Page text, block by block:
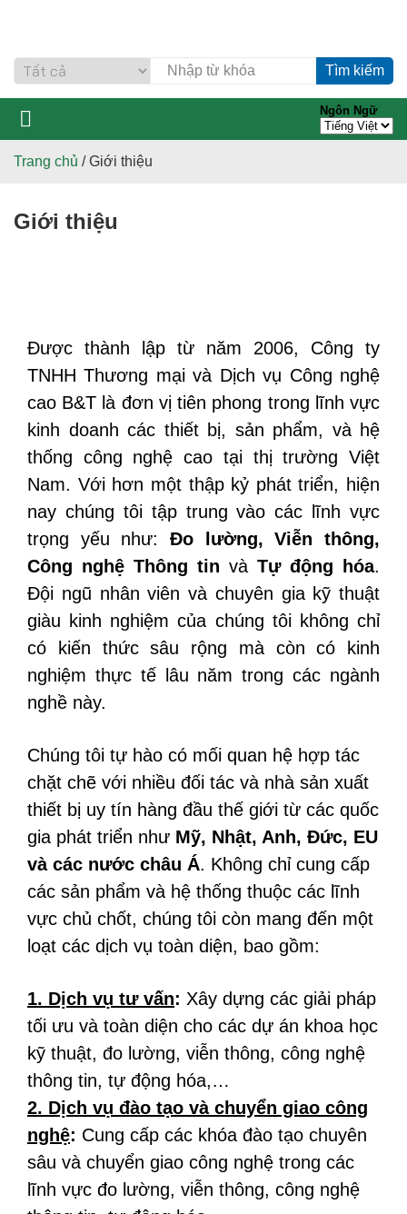
Tìm kiếm
Ngôn Ngữ
Trang chủ / Giới thiệu
Giới thiệu
Được thành lập từ năm 2006, Công ty
TNHH Thương mại và Dịch vụ Công nghệ
cao B&T là đơn vị tiên phong trong lĩnh vực
kinh doanh các thiết bị, sản phẩm, và hệ
thống công nghệ cao tại thị trường Việt
Nam. Với hơn một thập kỷ phát triển, hiện
nay chúng tôi tập trung vào các lĩnh vực
trọng yếu như: Đo lường, Viễn thông,
Công nghệ Thông tin và Tự động hóa.
Đội ngũ nhân viên và chuyên gia kỹ thuật
giàu kinh nghiệm của chúng tôi không chỉ
có kiến thức sâu rộng mà còn có kinh
nghiệm thực tế lâu năm trong các ngành
nghề này.
Chúng tôi tự hào có mối quan hệ hợp tác
chặt chẽ với nhiều đối tác và nhà sản xuất
thiết bị uy tín hàng đầu thế giới từ các quốc
gia phát triển như Mỹ, Nhật, Anh, Đức, EU
và các nước châu Á. Không chỉ cung cấp
các sản phẩm và hệ thống thuộc các lĩnh
vực chủ chốt, chúng tôi còn mang đến một
loạt các dịch vụ toàn diện, bao gồm:
1. Dịch vụ tư vấn: Xây dựng các giải pháp
tối ưu và toàn diện cho các dự án khoa học
kỹ thuật, đo lường, viễn thông, công nghệ
thông tin, tự động hóa,…
2. Dịch vụ đào tạo và chuyển giao công
nghệ: Cung cấp các khóa đào tạo chuyên
sâu và chuyển giao công nghệ trong các
lĩnh vực đo lường, viễn thông, công nghệ